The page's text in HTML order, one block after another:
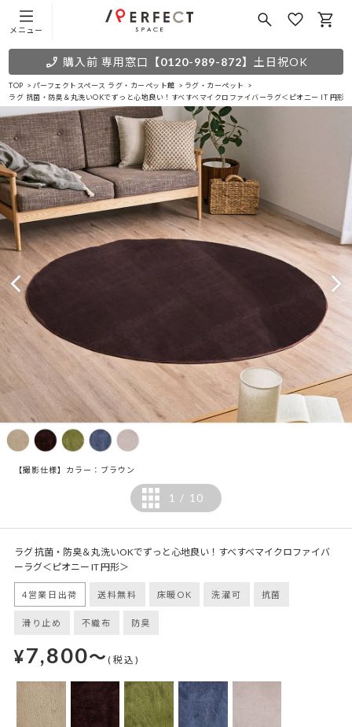
メニュー
購入前 専用窓口 【0120-989-872】 土日祝OK
TOP パーフェクトスペース ラグ・カーペット館
ラグ・カーペット
ラグ 抗菌・防臭＆丸洗いOKでずっと心地良い！すべすべマイクロファイバーラグ＜ピオニー IT 円形＞
【撮影仕様】カラー：ブラウン
1 / 10
ラグ 抗菌・防臭＆丸洗いOKでずっと心地良い！すべすべマイクロファイバ
ーラグ＜ピオニー IT 円形＞
4営業日出荷 送料無料 床暖OK 洗濯可 抗菌
滑り止め 不織布 防臭
¥7,800～(税込)